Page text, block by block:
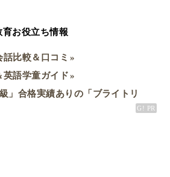
お役立ち情報
比較＆口コミ
英語学童ガイド
」合格実績ありの「ブライトリ